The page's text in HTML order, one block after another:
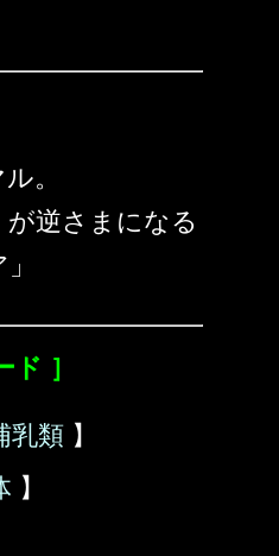
。
が逆さまになる
ド ］
乳類 】
】